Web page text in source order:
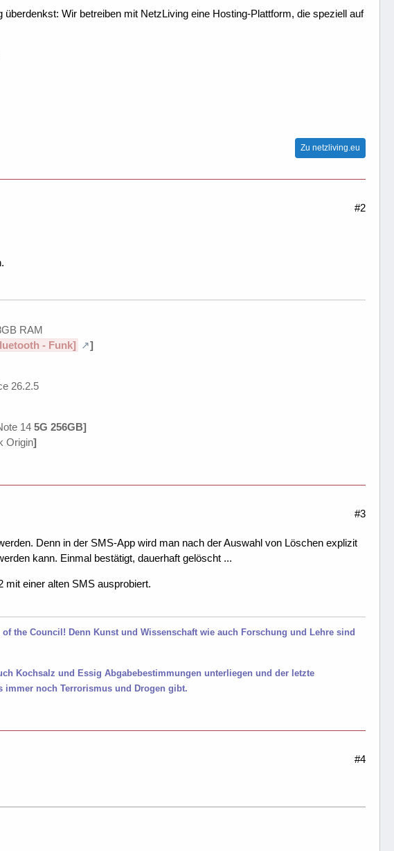
Wir betreiben mit NetzLiving eine Hosting-Plattform, die speziell auf
Zu netzliving.eu
#2
RAM
- Funk] ]
26.2.5
14 5G 256GB]
Origin]
#3
Denn in der SMS-App wird man nach der Auswahl von Löschen explizit
kann. Einmal bestätigt, dauerhaft gelöscht ...
mit einer alten SMS ausprobiert.
the Council! Denn Kunst und Wissenschaft wie auch Forschung und Lehre sind
Kochsalz und Essig Abgabebestimmungen unterliegen und der letzte
immer noch Terrorismus und Drogen gibt.
#4